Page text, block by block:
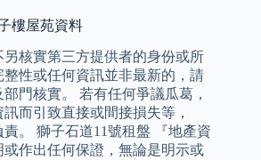
樓屋苑資料
核實第三方提供者的身份或所
性或任何資訊並非最新的，請
門核實。 若有任何爭議瓜葛，
而引致直接或間接損失等，
責。 獅子石道11號租盤 『地產資
作出任何保證，無論是明示或